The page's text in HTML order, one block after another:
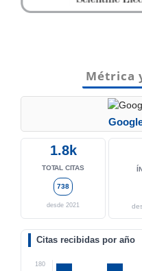
Métrica
1.8k
TOTAL CITAS
738
desde 2021
Citas recibidas por año
180